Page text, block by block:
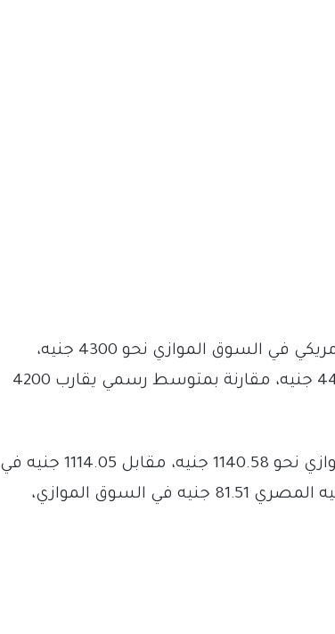
وبحسب متعاملين، بلغ سعر الدولار الأمريكي في السوق الموازي نحو 4300 جنيه،
ضمن نطاق تداول تراوح بين 4200 و4400 جنيه، مقارنة بمتوسط رسمي يقارب 4200
وسجل الريال السعودي في السوق الموازي نحو 1140.58 جنيه، مقابل 1114.05 جنيه في
التعاملات الرسمية، فيما بلغ سعر الجنيه المصري 81.51 جنيه في السوق الموازي،